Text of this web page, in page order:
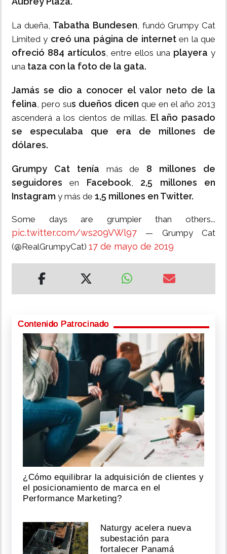
La dueña, Tabatha Bundesen, fundó Grumpy Cat
Limited y creó una página de interneten la que
ofreció 884 artículos, entre ellos una playera y
una taza con la foto de la gata.
Jamás se dio a conocer el valor neto de la
felina, pero sus dueños dicen que en el año 2013
ascenderá a los cientos de millas. El año pasado
se especulaba que era de millones de
dólares.
Grumpy Cat tenía más de 8 millones de
seguidores en Facebook, 2,5 millones en
Instagram y más de 1,5 millones en Twitter.
Some days are grumpier than others...
pic.twitter.com/ws209VWl97 — Grumpy Cat
(@RealGrumpyCat) 17 de mayo de 2019
Contenido Patrocinado
¿Cómo equilibrar la adquisición de clientes y
el posicionamiento de marca en el
Performance Marketing?
Naturgy acelera nueva
subestación para
fortalecer Panamá